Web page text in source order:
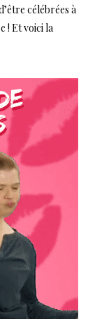
célébrées à
! Et voici la